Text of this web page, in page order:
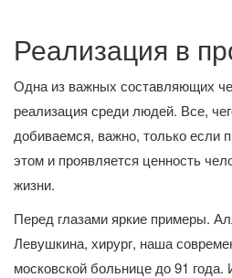
Реализация в
Одна из важных составляющих
реализация среди людей. Все,
добиваемся, важно, только если
этом и проявляется ценность
жизни.
Перед глазами яркие примеры.
Левушкина, хирург, наша
московской больнице до 91 года.